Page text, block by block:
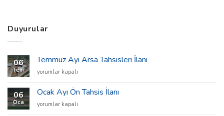
Duyurular
06
Tem
Temmuz Ayı Arsa Tahsisleri İlanı
Temmuz
Arsa
Tahsisleri
İlanı
yorumlar kapalı
06
Oca
Ocak Ayı Ön Tahsis İlanı
Ocak
yorumlar kapalı